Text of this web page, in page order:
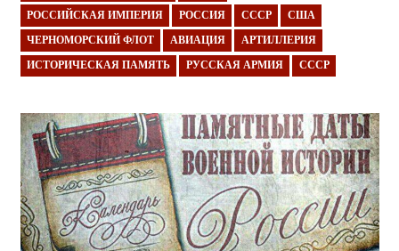
РОССИЙСКАЯ ИМПЕРИЯ РОССИЯ СССР США
ЧЕРНОМОРСКИЙ ФЛОТ АВИАЦИЯ АРТИЛЛЕРИЯ
ИСТОРИЧЕСКАЯ ПАМЯТЬ РУССКАЯ АРМИЯ СССР